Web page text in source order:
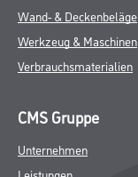
Wand- & Deckenbeläge
Werkzeug & Maschinen
Verbrauchsmaterialien
CMS Gruppe
Unternehmen